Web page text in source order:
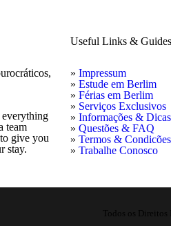
everything
team
give you
stay.
Useful Links & Guides
» Impressum
» Estude em Berlim
» Férias em Berlim
» Serviços Exclusivos
» Informações & Dicas
» Questões & FAQ
» Termos & Condicões
» Trabalhe Conosco
Todos os